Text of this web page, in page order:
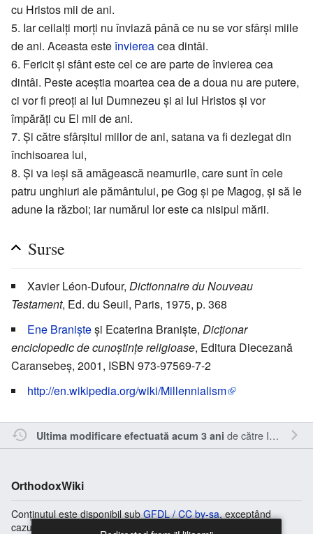
cu Hristos mii de ani.
5. Iar ceilalţi morţi nu înviază până ce nu se vor sfârşi miile
de ani. Aceasta esteînviereacea dintâi.
6. Fericit şi sfânt este cel ce are parte de învierea cea
dintâi. Peste aceştia moartea cea de a doua nu are putere,
ci vor fi preoţi ai lui Dumnezeu şi ai lui Hristos şi vor
împărăţi cu El mii de ani.
7. Şi către sfârşitul miilor de ani, satana va fi dezlegat din
închisoarea lui,
8. Şi va ieşi să amăgească neamurile, care sunt în cele
patru unghiuri ale pământului, pe Gog şi pe Magog, şi să le
adune la război; iar numărul lor este ca nisipul mării.
Surse
Xavier Léon-Dufour, Dictionnaire du Nouveau
Testament, Ed. du Seuil, Paris, 1975, p. 368
Ene Branișteși Ecaterina Braniște, Dicționar
enciclopedic de cunoștințe religioase, Editura Diecezană
Caransebeș, 2001, ISBN 973-97569-7-2
http://en.wikipedia.org/wiki/Millennialism
Ultima modificare efectuată acum 3 ani de către Inistea .
OrthodoxWiki
Conținutul este disponibil subGFDL / CC by-sa, exceptând
cazurile în care se specifică altfel.